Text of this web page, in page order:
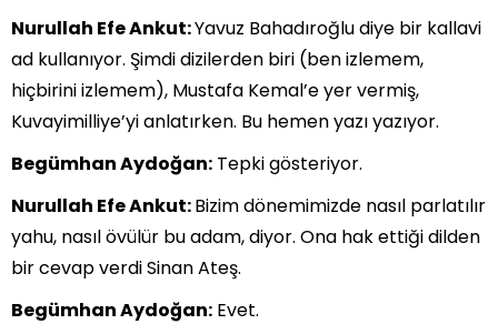
Nurullah Efe Ankut:Yavuz Bahadıroğlu diye bir kallavi
ad kullanıyor. Şimdi dizilerden biri (ben izlemem,
hiçbirini izlemem), Mustafa Kemal’e yer vermiş,
Kuvayimilliye’yi anlatırken. Bu hemen yazı yazıyor.
Begümhan Aydoğan: Tepki gösteriyor.
Nurullah Efe Ankut:Bizim dönemimizde nasıl parlatılır
yahu, nasıl övülür bu adam, diyor. Ona hak ettiği dilden
bir cevap verdi Sinan Ateş.
Begümhan Aydoğan: Evet.